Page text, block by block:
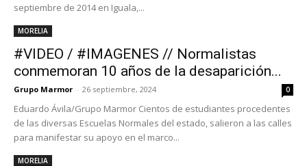
septiembre de 2014 en Iguala,...
MORELIA
#VIDEO / #IMAGENES // Normalistas
conmemoran 10 años de la desaparición...
Grupo Marmor - 26 septiembre, 2024 0
Eduardo Ávila/Grupo Marmor Cientos de estudiantes procedentes
de las diversas Escuelas Normales del estado, salieron a las calles
para manifestar su apoyo en el marco...
MORELIA